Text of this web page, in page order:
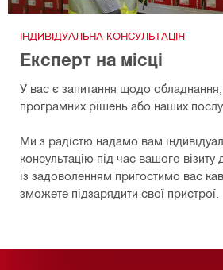
ІНДИВІДУАЛЬНА КОНСУЛЬТАЦІЯ
Експерт на місці
У вас є запитання щодо обладнання,
програмних рішень або наших
Ми з радістю надамо вам
консультацію під час вашого
із задоволенням пригостимо вас
зможете підзарядити свої пристрої.